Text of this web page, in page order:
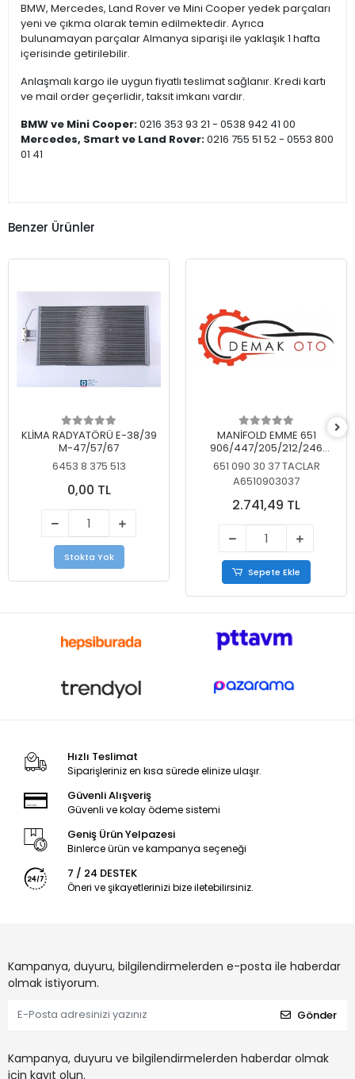
BMW, Mercedes, Land Rover ve Mini Cooper yedek parçaları
yeni ve çıkma olarak temin edilmektedir. Ayrıca
bulunamayan parçalar Almanya siparişi ile yaklaşık 1 hafta
içerisinde getirilebilir.
Anlaşmalı kargo ile uygun fiyatlı teslimat sağlanır. Kredi kartı
ve mail order geçerlidir, taksit imkanı vardır.
BMW ve Mini Cooper:0216 353 93 21 - 0538 942 41 00
Mercedes, Smart ve Land Rover:0216 755 51 52 - 0553 800
01 41
Benzer Ürünler
KLİMA RADYATÖRÜ E-38/39
M-47/57/67
6453 8 375 513
0,00 TL
Stokta Yok
MANİFOLD EMME 651
906/447/205/212/246
KELEBEKSİZ
651 090 30 37 TACLAR
A6510903037
2.741,49 TL
Sepete Ekle
Hızlı Teslimat
Siparişleriniz en kısa sürede elinize ulaşır.
Güvenli Alışveriş
Güvenli ve kolay ödeme sistemi
Geniş Ürün Yelpazesi
Binlerce ürün ve kampanya seçeneği
7 / 24 DESTEK
Öneri ve şikayetlerinizi bize iletebilirsiniz.
Kampanya, duyuru, bilgilendirmelerden e-posta ile haberdar
olmak istiyorum.
Gönder
Kampanya, duyuru ve bilgilendirmelerden haberdar olmak
için kayıt olun.